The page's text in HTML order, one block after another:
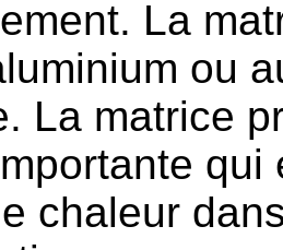
La
ou
La matrice
qui
chaleur